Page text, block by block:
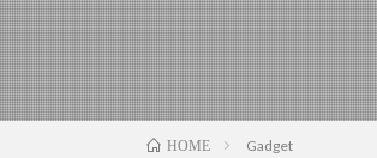
HOME Gadget